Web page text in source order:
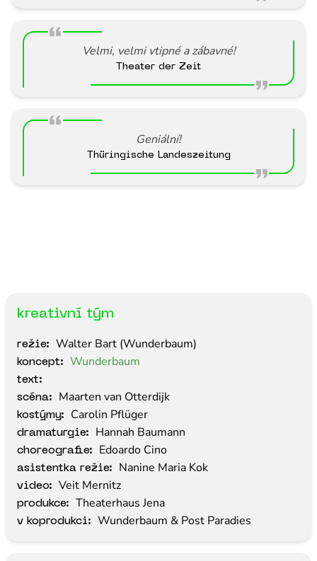
Velmi, velmi vtipné a zábavné!
Theater der Zeit
Geniální!
Thüringische Landeszeitung
kreativní tým
režie: Walter Bart (Wunderbaum)
koncept: Wunderbaum
text:
scéna:
Maarten van Otterdijk
kostýmy: Carolin Pflüger
dramaturgie: Hannah Baumann
choreografie: Edoardo Cino
asistentka režie: Nanine Maria Kok
video: Veit Mernitz
produkce: Theaterhaus Jena
v koprodukci: Wunderbaum & Post Paradies